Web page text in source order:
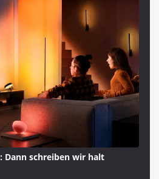
Dann schreiben wir halt